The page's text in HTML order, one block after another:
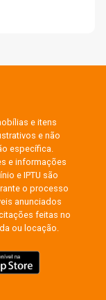
e itens
e não
específica.
e informações
e IPTU são
o processo
anunciados
feitas no
ou locação.